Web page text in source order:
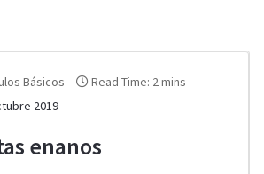
Básicos
Read Time: 2 mins
2019
enanos